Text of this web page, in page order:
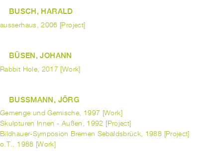
BUSCH, HARALD
ausserhaus, 2006 [Project]
BÜSEN, JOHANN
Rabbit Hole, 2017 [Work]
BUSSMANN, JÖRG
Gemenge und Gemische, 1997 [Work]
Skulpturen Innen - Außen, 1992 [Project]
Bildhauer-Symposion Bremen Sebaldsbrück, 1988 [Project]
o.T., 1988 [Work]